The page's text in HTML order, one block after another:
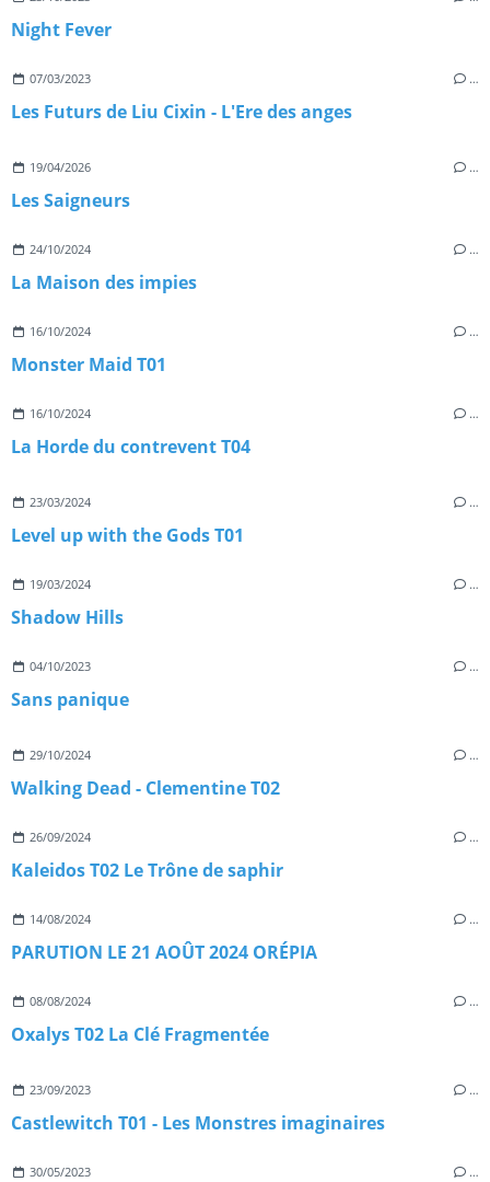
Night Fever
07/03/2023 …
Les Futurs de Liu Cixin - L'Ere des anges
19/04/2026 …
Les Saigneurs
24/10/2024 …
La Maison des impies
16/10/2024 …
Monster Maid T01
16/10/2024 …
La Horde du contrevent T04
23/03/2024 …
Level up with the Gods T01
19/03/2024 …
Shadow Hills
04/10/2023 …
Sans panique
29/10/2024 …
Walking Dead - Clementine T02
26/09/2024 …
Kaleidos T02 Le Trône de saphir
14/08/2024 …
PARUTION LE 21 AOÛT 2024 ORÉPIA
08/08/2024 …
Oxalys T02 La Clé Fragmentée
23/09/2023 …
Castlewitch T01 - Les Monstres imaginaires
30/05/2023 …